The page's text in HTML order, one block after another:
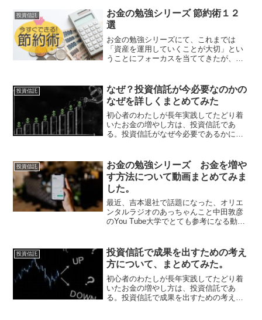
にお金をいれていれば、増えていった時
代から自らお金に対しての学び...
投資信託
お金の勉強シリーズ 節約術１２
選
お金の勉強シリーズにて、これまでは
「資産を運用していくことが大切」とい
うことにフォーカスを当ててきたが、自
うことも実はとっても大切なことである
ことは、いわずもがなである...
投資信託
なぜ？投資信託が今必要なのかの
なぜを詳しくまとめてみた
初心者のわたしが長年実践してたどり着
いたお金の増やし方は、投資信託であ
る。投資信託がなぜ今必要であるかにつ
いうことである。具体的な変化として、
①超低金利：銀行にお金を預...
投資信託
お金の勉強シリーズ お金を増や
す方法について動画まとめてみま
した。
最近、吉本退社で話題になった、オリエ
ンタルラジオのあっちゃんこと中田敦彦
のYou Tube大学でとても参考になる動画
になる動画なので長編にはなりますが、
ご覧ください。ま...
投資信託
投資信託で成果を出すための考え
方について、まとめてみた。
初心者のわたしが長年実践してたどり着
いたお金の増やし方は、投資信託であ
る。投資信託で成果を出すための考え方